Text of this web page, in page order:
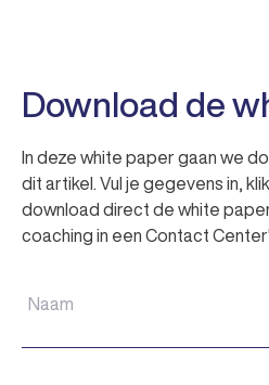
Download de
In deze white paper gaan we
dit artikel. Vul je gegevens in,
download direct de white
coaching in een Contact Center'.